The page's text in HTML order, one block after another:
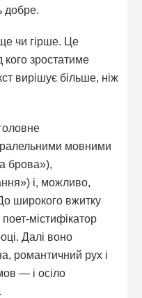
добре.
чи гірше. Це
кого зростатиме
вирішує більше, ніж
мовними
брова»),
і, можливо,
широкого вжитку
містифікатор
Далі воно
романтичний рух і
— і осіло